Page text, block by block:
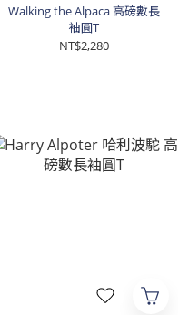
Walking the Alpaca 高磅數長
袖圓T
NT$2,280